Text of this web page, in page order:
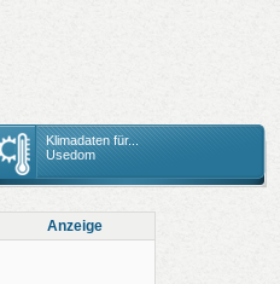
Klimadaten für...
Usedom
Anzeige